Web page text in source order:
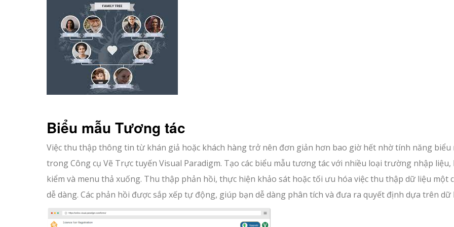
Biểu mẫu Tương tác
Việc thu thập thông tin từ khán giả hoặc khách hàng trở nên đơn giản hơn bao giờ hết nhờ tính năng biểu
trong Công cụ Vẽ Trực tuyến Visual Paradigm. Tạo các biểu mẫu tương tác với nhiều loại trường nhập liệu,
kiểm và menu thả xuống. Thu thập phản hồi, thực hiện khảo sát hoặc tối ưu hóa việc thu thập dữ liệu một
dễ dàng. Các phản hồi được sắp xếp tự động, giúp bạn dễ dàng phân tích và đưa ra quyết định dựa trên dữ